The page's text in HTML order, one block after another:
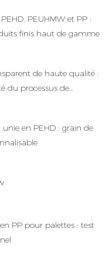
PEUHMW et PP :
finis haut de gamme
de haute qualité :
du processus de
usine
en PEHD : grain de
PP pour palettes : test